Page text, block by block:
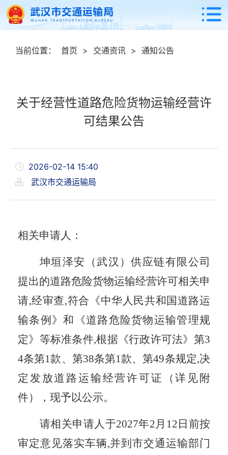
当前位置： 首页 > 交通资讯 > 通知公告
关于经营性道路危险货物运输经营许
可结果公告
2026-02-14 15:40
武汉市交通运输局
相关申请人：
坤垣泽安（武汉）供应链有限公司
提出的道路危险货物运输经营许可相关申
请,经审查,符合《中华人民共和国道路运
输条例》和《道路危险货物运输管理规
定》 等标准条件,根据《行政许可法》第3
4条第1款、第38条第1款、第49条规定,决
定 发放道路运输经营许可证 （详见附
件）， 现予以公示。
请相关申请人于2027年2月 12 日前按
审定意见落实车辆,并到市交通运输部门